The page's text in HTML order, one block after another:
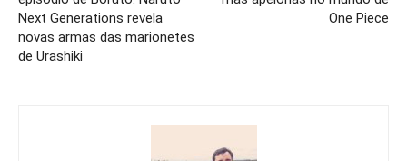
Next Generations revela
novas armas das marionetes
de Urashiki
One Piece